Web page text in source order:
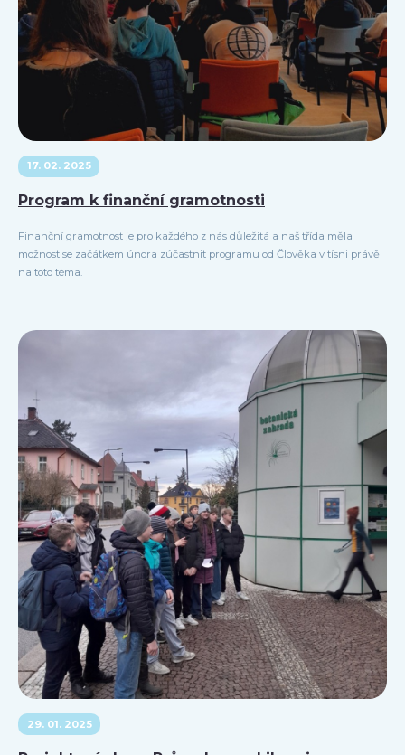
17. 02. 2025
Program k finanční gramotnosti
Finanční gramotnost je pro každého z nás důležitá a naš třída měla
možnost se začátkem února zúčastnit programu od Člověka v tísni právě
na toto téma.
29. 01. 2025